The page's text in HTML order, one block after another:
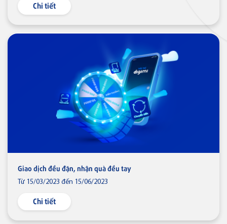
Chi tiết
Giao dịch đều đặn, nhận quà đều tay
Từ 15/03/2023 đến 15/06/2023
Chi tiết